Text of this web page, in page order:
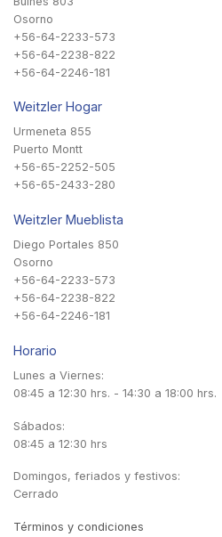
Osorno
+56-64-2233-573
+56-64-2238-822
+56-64-2246-181
Weitzler Hogar
Urmeneta 855
Puerto Montt
+56-65-2252-505
+56-65-2433-280
Weitzler Mueblista
Diego Portales 850
Osorno
+56-64-2233-573
+56-64-2238-822
+56-64-2246-181
Horario
Lunes a Viernes:
08:45 a 12:30 hrs. - 14:30 a 18:00 hrs.
Sábados:
08:45 a 12:30 hrs
Domingos, feriados y festivos:
Cerrado
Términos y condiciones